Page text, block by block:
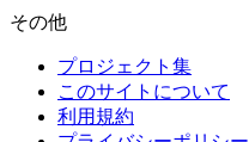
その他
プロジェクト集
このサイトについて
利用規約